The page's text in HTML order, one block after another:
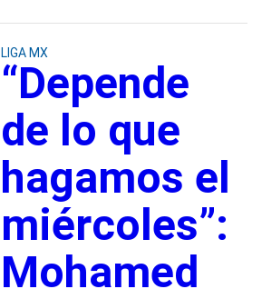
LIGA MX
“Depende
de lo que
hagamos el
miércoles”:
Mohamed